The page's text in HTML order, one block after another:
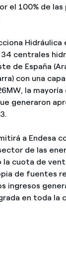
el 100% de
centrales
de España
con una
la mayoría
generaron
a Endesa
de las
la cuota de
de fuentes
ingresos
en toda la